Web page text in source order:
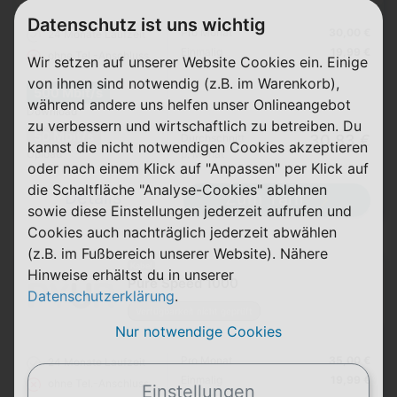
24 Monate Laufzeit
ohne Tel.-Anschluss
500 Mbit/s
Download
50 Mbit/s
Upload
Pro Monat
p. Monat
30,83 €
Details Zum Tarif
Pure Speed 1000
24 Monate Laufzeit
ohne Tel.-Anschluss
19,99 €
Datenschutz ist uns wichtig
Wir setzen auf unserer Website Cookies ein. Einige
von ihnen sind notwendig (z.B. im Warenkorb),
während andere uns helfen unser Onlineangebot
zu verbessern und wirtschaftlich zu betreiben. Du
kannst die nicht notwendigen Cookies akzeptieren
oder nach einem Klick auf "Anpassen" per Klick auf
die Schaltfläche "Analyse-Cookies" ablehnen
sowie diese Einstellungen jederzeit aufrufen und
Cookies auch nachträglich jederzeit abwählen
(z.B. im Fußbereich unserer Website). Nähere
Hinweise erhältst du in unserer
Datenschutzerklärung.
Nur notwendige Cookies
Einstellungen